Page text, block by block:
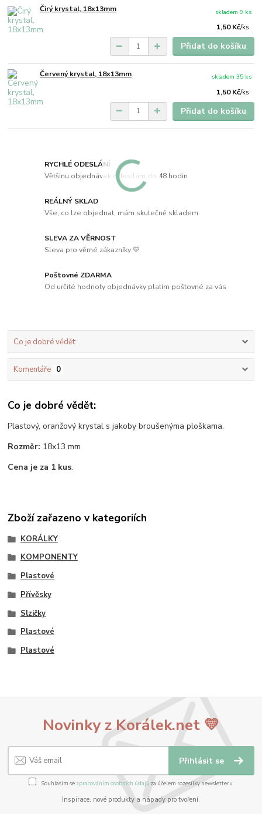
Čirý krystal, 18x13mm
1,50 Kč/ks
skladem 9 ks
Přidat do košíku
Červený krystal, 18x13mm
1,50 Kč/ks
skladem 35 ks
Přidat do košíku
RYCHLÉ ODESLÁNÍ
Většinu objednávek odesílám do 48 hodin
REÁLNÝ SKLAD
Vše, co lze objednat, mám skutečně skladem
SLEVA ZA VĚRNOST
Sleva pro věrné zákazníky 💛
Poštovné ZDARMA
Od určité hodnoty objednávky platím poštovné za vás
Co je dobré vědět:
Komentáře 0
Co je dobré vědět:
Plastový, oranžový krystal s jakoby broušenýma ploškama.
Rozměr: 18x13 mm
Cena je za 1 kus.
Zboží zařazeno v kategoriích
KORÁLKY
KOMPONENTY
Plastové
Přívěsky
Slzičky
Plastové
Plastové
Novinky z Korálek.net 💛
Přihlásit se
Souhlasím se zpracováním osobních údajůza účelem rozesílky newsletteru.
Inspirace, nové produkty a nápady pro tvoření.